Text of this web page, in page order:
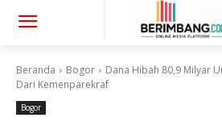
Beranda Bogor
Dana Hibah 80,9 Milyar
Dari Kemenparekraf
Bogor